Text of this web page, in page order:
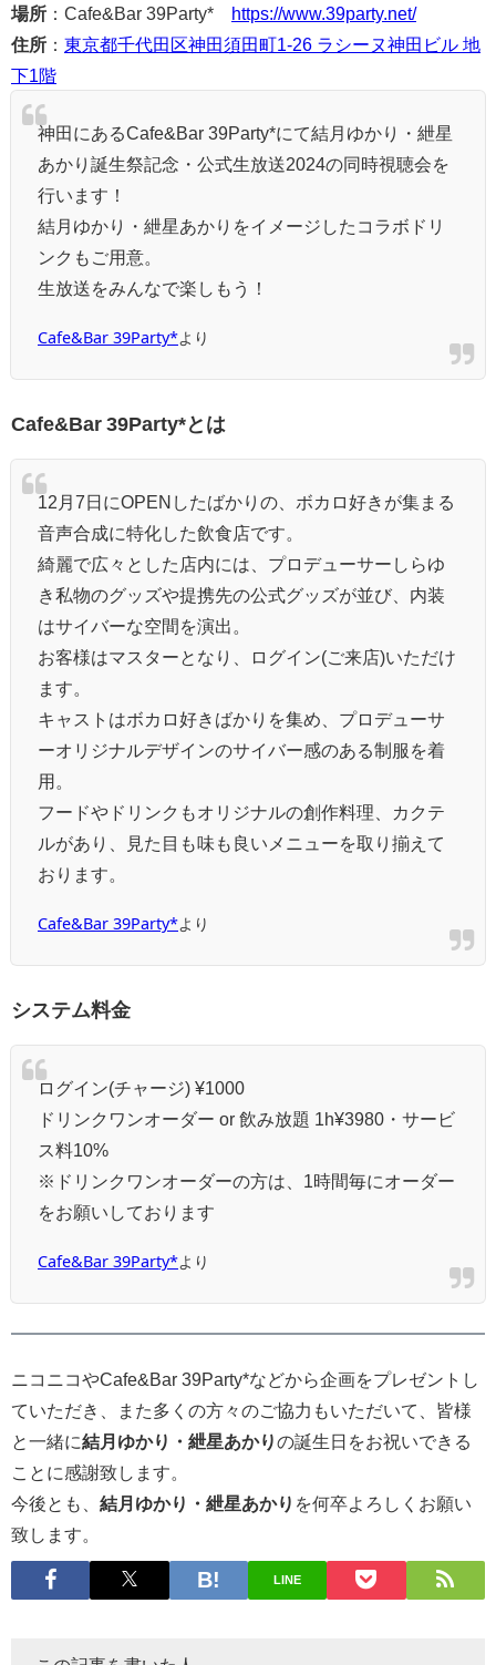
場所 ：Cafe&Bar 39Party*
https://www.39party.net/
住所 ： 東京都千代田区神田須田町1-26 ラシーヌ神田ビル 地
下1階
神田にあるCafe&Bar 39Party*にて結月ゆかり・紲星
あかり誕生祭記念・公式生放送2024の同時視聴会を
行います！
結月ゆかり・紲星あかりをイメージしたコラボドリ
ンクもご用意。
生放送をみんなで楽しもう！
Cafe&Bar 39Party*より
Cafe&Bar 39Party*とは
12月7日にOPENしたばかりの、ボカロ好きが集まる
音声合成に特化した飲食店です。
綺麗で広々とした店内には、プロデューサーしらゆ
き私物のグッズや提携先の公式グッズが並び、内装
はサイバーな空間を演出。
お客様はマスターとなり、ログイン(ご来店)いただけ
ます。
キャストはボカロ好きばかりを集め、プロデューサ
ーオリジナルデザインのサイバー感のある制服を着
用。
フードやドリンクもオリジナルの創作料理、カクテ
ルがあり、見た目も味も良いメニューを取り揃えて
おります。
Cafe&Bar 39Party*より
システム料金
ログイン(チャージ) ¥1000
ドリンクワンオーダー or 飲み放題 1h¥3980・サービ
ス料10%
※ドリンクワンオーダーの方は、1時間毎にオーダー
をお願いしております
Cafe&Bar 39Party*より
ニコニコやCafe&Bar 39Party*などから企画をプレゼントし
ていただき、また多くの方々のご協力もいただいて、皆様
と一緒に結月ゆかり・紲星あかりの誕生日をお祝いできる
ことに感謝致します。
今後とも、 結月ゆかり・紲星あかり を何卒よろしくお願い
致します。
LINE